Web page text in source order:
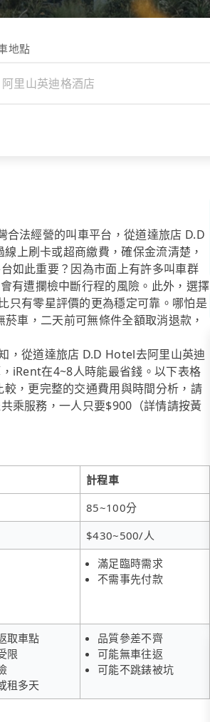
地點
法經營的叫車平台，從道達旅店 D.D
上刷卡或超商繳費，確保金流清楚，
如此重要？因為市面上有許多叫車群
有遭攔檢中斷行程的風險。此外，選擇
只有零星評價的更為穩定可靠。哪怕是
車，二天前可無條件全額取消退款，
，從道達旅店 D.D Hotel去阿里山英迪
iRent在4~8人時能最省錢。以下表格
，更完整的交通費用與時間分析，請
乘服務，一人只要$900（詳情請按黃
計程車
85~100分
$430~500/人
滿足臨時需求
不需事先付款
取車點
限
租多天
品質參差不齊
可能無車往返
可能不跳錶被坑